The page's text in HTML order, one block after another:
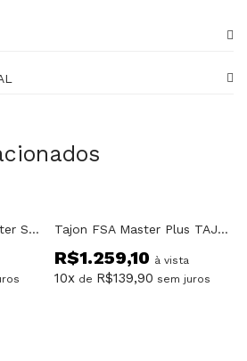
Bateria Eletrônica Shelter STD36 Compacta Tajon FSA Master Plus TAJ21 VERDE FADE
R$1.259,10 à vista
10x de R$139,90 sem juros